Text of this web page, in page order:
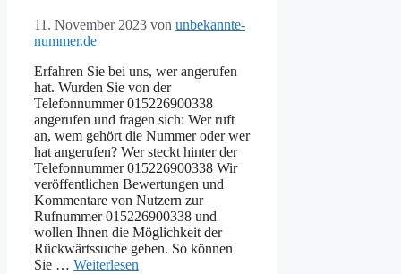
11. November 2023 von unbekannte-
nummer.de
Erfahren Sie bei uns, wer angerufen
hat. Wurden Sie von der
Telefonnummer 015226900338
angerufen und fragen sich: Wer ruft
an, wem gehört die Nummer oder wer
hat angerufen? Wer steckt hinter der
Telefonnummer 015226900338 Wir
veröffentlichen Bewertungen und
Kommentare von Nutzern zur
Rufnummer 015226900338 und
wollen Ihnen die Möglichkeit der
Rückwärtssuche geben. So können
Sie … Weiterlesen